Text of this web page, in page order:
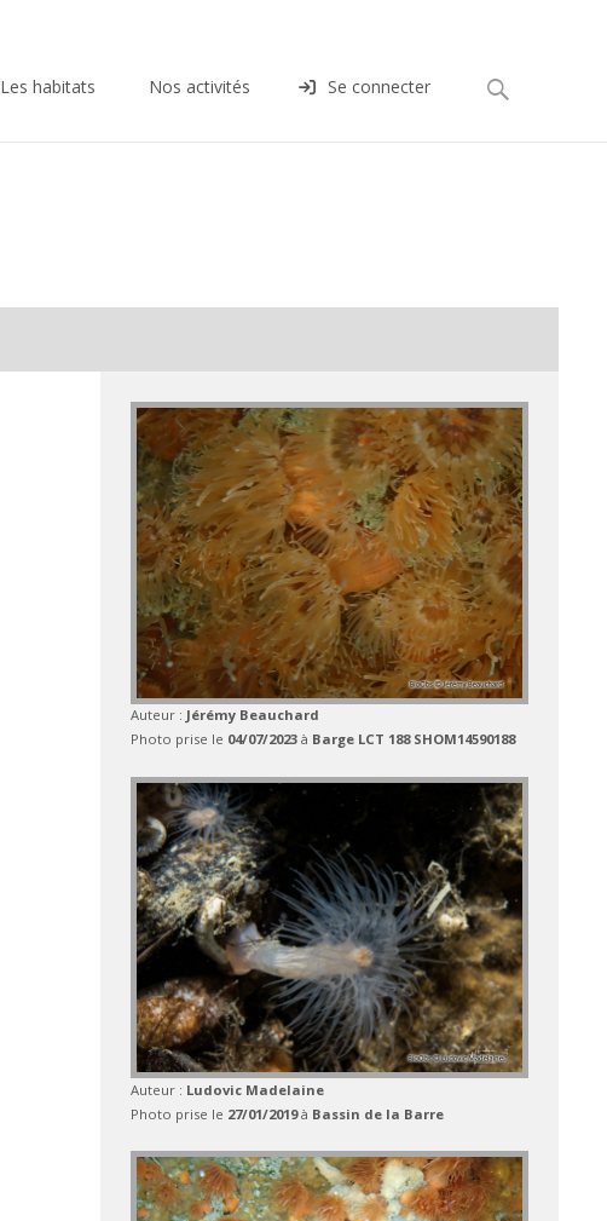
Les habitats Nos activités Se connecter Rechercher :
Auteur : Jérémy Beauchard
Photo prise le 04/07/2023à Barge LCT 188 SHOM14590188
Auteur : Ludovic Madelaine
Photo prise le 27/01/2019à Bassin de la Barre